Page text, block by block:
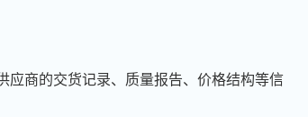
应商的交货记录、质量报告、价格结构等信